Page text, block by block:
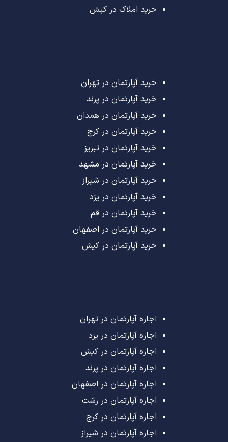
خرید املاک در کیش
خرید آپارتمان در تهران
خرید آپارتمان در پرند
خرید آپارتمان در همدان
خرید آپارتمان در کرج
خرید آپارتمان در تبریز
خرید آپارتمان در مشهد
خرید آپارتمان در شیراز
خرید آپارتمان در یزد
خرید آپارتمان در قم
خرید آپارتمان در اصفهان
خرید آپارتمان در کیش
اجاره آپارتمان در تهران
اجاره آپارتمان در یزد
اجاره آپارتمان در کیش
اجاره آپارتمان در پرند
اجاره آپارتمان در اصفهان
اجاره آپارتمان در رشت
اجاره آپارتمان در کرج
اجاره آپارتمان در شیراز